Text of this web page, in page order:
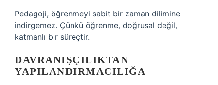
Pedagoji, öğrenmeyi sabit bir zaman dilimine
indirgemez. Çünkü öğrenme, doğrusal değil,
katmanlı bir süreçtir.
DAVRANIŞÇILIKTAN
YAPILANDIRMACILIĞA